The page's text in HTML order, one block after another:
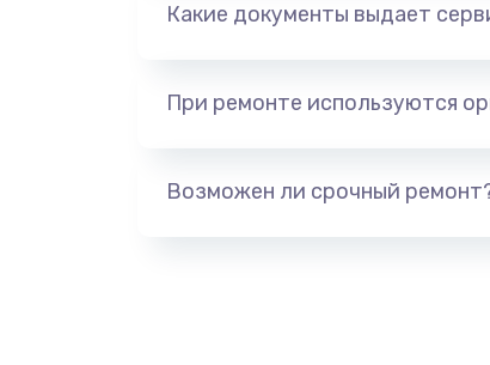
Какие документы выдает
При ремонте используются
Возможен ли срочный